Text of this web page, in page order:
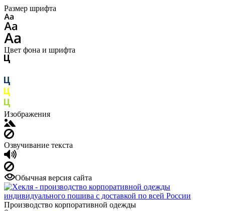
Размер шрифта
Цвет фона и шрифта
Изображения
Озвучивание текста
Обычная версия сайта
Производство корпоративной одежды